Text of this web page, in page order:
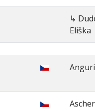
↳
Eliška